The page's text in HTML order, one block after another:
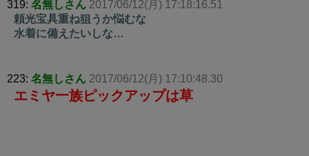
319: 名無しさん 2017/06/12(月) 17:18:16.51
頼光宝具重ね狙うか悩むな
水着に備えたいしな…
223: 名無しさん 2017/06/12(月) 17:10:48.30
エミヤ一族ピックアップは草